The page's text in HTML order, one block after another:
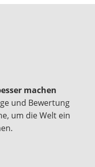
machen
und Bewertung
um die Welt ein